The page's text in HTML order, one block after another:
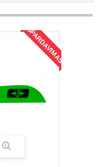
IŠPARDAVIMAS!